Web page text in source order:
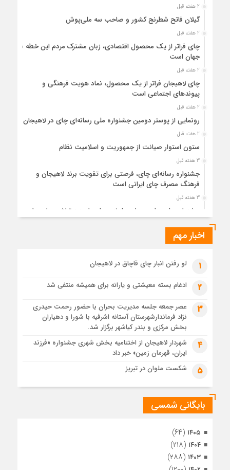
2 هفته قبل
گیلان فاتح شطرنج کشور و صاحب سه ملی‌پوش
2 هفته قبل
چای فراتر از یک محصول اقتصادی، زبان مشترک مردم این خطه با
جهان است
2 هفته قبل
چای لاهیجان فراتر از یک محصول، نماد هویت فرهنگی و
پیوندهای اجتماعی است
2 هفته قبل
رونمایی از پوستر دومین جشنواره ملی رسانه‌ای چای در لاهیجان
2 هفته قبل
ستون استوار صیانت از جمهوریت و اسلامیت نظام
3 هفته قبل
جشنواره رسانه‌ای چای، فرصتی برای تقویت برند لاهیجان و
فرهنگ مصرف چای ایرانی است
3 هفته قبل
جشنواره ملی چای، حمایت از لاهیجان یا هزینه‌تراشی برای چای
3 هفته قبل
3 هفته قبل
رئوف
تصاویر هوایی مراسم تشییع پیکر مطهر آقای شهید ایران – مشهد
مراسم تشییع پیکر مطهر آقای شهید ایران – مشهد
تصاویری از تراکم جمعیت حاضر در میدان ثورهالعشرین نجف
اشرف
اخبار مهم
1 لو رفتن انبار چای قاچاق در لاهیجان
2 ادغام بسته معیشتی و یارانه برای همیشه منتفی شد
3
عصر جمعه جلسه مدیریت بحران با حضور رحمت حیدری
نژاد فرماندارشهرستان آستانه اشرفیه با شورا و دهیاران
بخش مرکزی و بندر کیاشهر برگزار شد.
4
شهردار لاهیجان از اختتامیه بخش شهری جشنواره «فرزند
ایران، قهرمان زمین» خبر داد
5 شکست ملوان در تبریز
بایگانی شمسی
۱۴۰۵ (۶۴)
۱۴۰۴ (۲۱۸)
۱۴۰۳ (۲۸۸)